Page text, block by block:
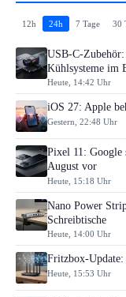
12h 24h 7 Tage 30
USB-C-
Kühlsysteme im
Heute, 14:42 Uhr
iOS 27: Apple
Gestern, 22:48 Uhr
Pixel 11: Google
August vor
Heute, 15:18 Uhr
Nano Power
Schreibtische
Heute, 14:00 Uhr
Fritzbox-
Heute, 15:53 Uhr